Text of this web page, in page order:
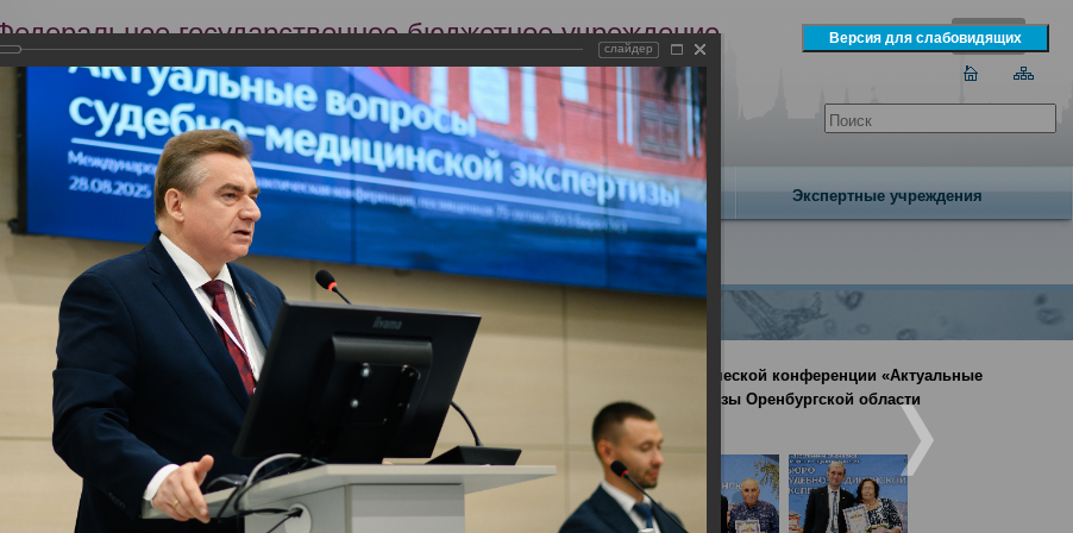
государственное бюджетное учреждение
центр судебно-медицинской экспертизы
Минздрава России
Сегодня 8 августа 2026 года
Научная деятельность Экспертиза Образование Издательство Экспертные учреждения
ФГБУ «РЦСМЭ» Минздрава России 28-29.08.2025 в международной научно-практической конференции «Актуальные
медицинской экспертизы», посвященной 75-летию Бюро судебно-медицинской экспертизы Оренбургской области
слайдер